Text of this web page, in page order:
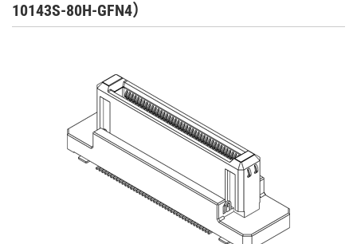
10143S-80H-GFN4）